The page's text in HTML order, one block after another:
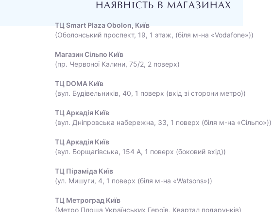
НАЯВНІСТЬ В МАГАЗИНАХ
ТЦ Smart Plaza Obolon, Київ
(Оболонський проспект, 19, 1 этаж, (біля м-на «Vodafone»))
Магазин Сільпо Київ
(пр. Червоної Калини, 75/2, 2 поверх)
ТЦ DOMA Київ
(вул. Будівельників, 40, 1 поверх (вхід зі сторони метро))
ТЦ Аркадія Київ
(вул. Дніпровська набережна, 33, 1 поверх (біля м-на «Сільпо»))
ТЦ Аркадія Київ
(вул. Борщагівська, 154 А, 1 поверх (боковий вхід))
ТЦ Піраміда Київ
(ул. Мишуги, 4, 1 поверх (біля м-на «Watsons»))
ТЦ Метроград Київ
(Метро Площа Українських Героїв, Квартал подарунків)